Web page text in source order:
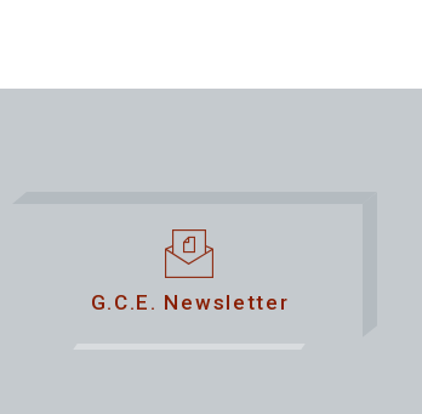
G.C.E. Newsletter